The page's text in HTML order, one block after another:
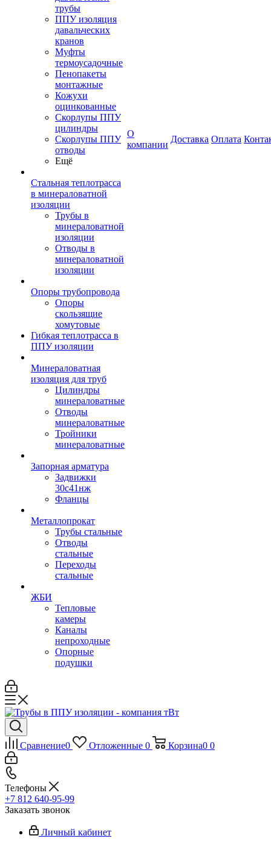
трубы
ППУ изоляция
давальческих
кранов
Муфты
термоусадочные
Пенопакеты
монтажные
Кожухи
оцинкованные
Скорлупы ППУ
цилиндры
Скорлупы ППУ
отводы
Ещё
Стальная теплотрасса
в минераловатной
изоляции
Трубы в
минераловатной
изоляции
Отводы в
минераловатной
изоляции
Опоры трубопровода
Опоры
скользящие
хомутовые
Гибкая теплотрасса в
ППУ изоляции
Минераловатная
изоляция для труб
Цилиндры
минераловатные
Отводы
минераловатные
Тройники
минераловатные
Запорная арматура
Задвижки
30с41нж
Фланцы
Металлопрокат
Трубы стальные
Отводы
стальные
Переходы
стальные
ЖБИ
Тепловые
камеры
Каналы
непроходные
Опорные
подушки
О
компании
Доставка Оплата
Сравнение0 Отложенные 0 Корзина0 0
Телефоны
+7 812 640-95-99
Заказать звонок
Личный кабинет